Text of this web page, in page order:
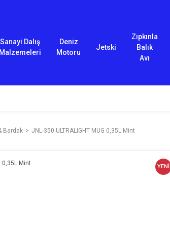
Sanayi Dalış
Malzemeleri
Deniz
Motoru
Jetski
Zıpkınla
Balık
Avı
Bardak JNL-350 ULTRALIGHT MUG 0,35L Mint
YENİ